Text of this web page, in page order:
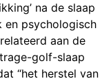
na de slaap
en psychologisch
aan de
golf-slaap
“het herstel van